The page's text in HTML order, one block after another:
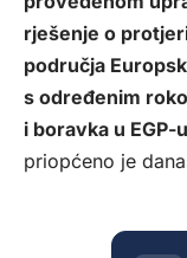
rješenje o
područja
s određenim
i boravka u
priopćeno je